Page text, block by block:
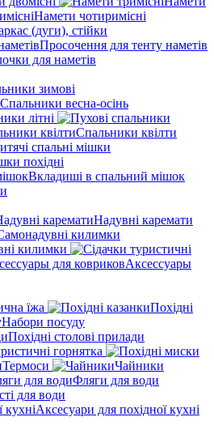
Намети чотиримісні
(дуги), стійки
Просочення для тенту наметів
для наметів
зимові
Спальники весна-осінь
літні
Спальники квілти
спальні мішки
похідні
Вкладиші в спальний мішок
Надувні каремати
килимки
килимки
Аксессуары
їжа
Похідні
Набори посуду
Похідні столові прилади
горнятка
Термоси
Чайники
Фляги для води
для води
Аксесуари для похідної кухні